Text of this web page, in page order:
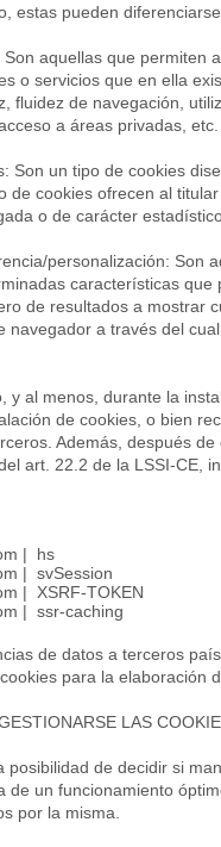
estas pueden
aquellas que permiten
o servicios que en ella
fluidez de navegación,
a áreas privadas, etc.
Son un tipo de cookies
de cookies ofrecen al
o de carácter
personalización: Son
características
de resultados a mostrar
navegador a través del
y al menos, durante la
de cookies, o bien
Además, después
art. 22.2 de la LSSI-CE,
| hs
| svSession
| XSRF-TOKEN
| ssr-caching
de datos a terceros
para la elaboración
LAS
posibilidad de decidir si
de un funcionamiento
por la misma.